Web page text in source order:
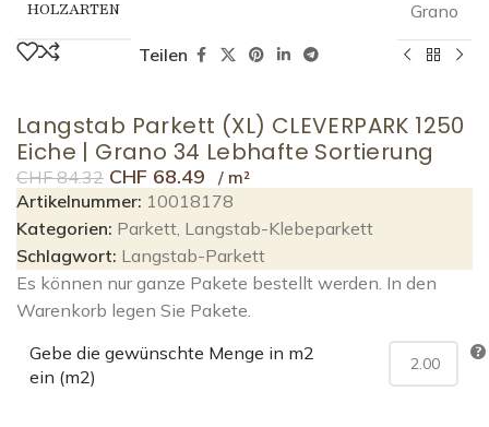
HOLZARTEN Grano
Teilen
Langstab Parkett (XL) CLEVERPARK 1250
Eiche | Grano 34 Lebhafte Sortierung
CHF84.32 CHF 68.49
Artikelnummer: 10018178
Kategorien: Parkett, Langstab-Klebeparkett
Schlagwort: Langstab-Parkett
Es können nur ganze Pakete bestellt werden. In den
Warenkorb legen Sie Pakete.
Gebe die gewünschte Menge in m2
ein (m2)